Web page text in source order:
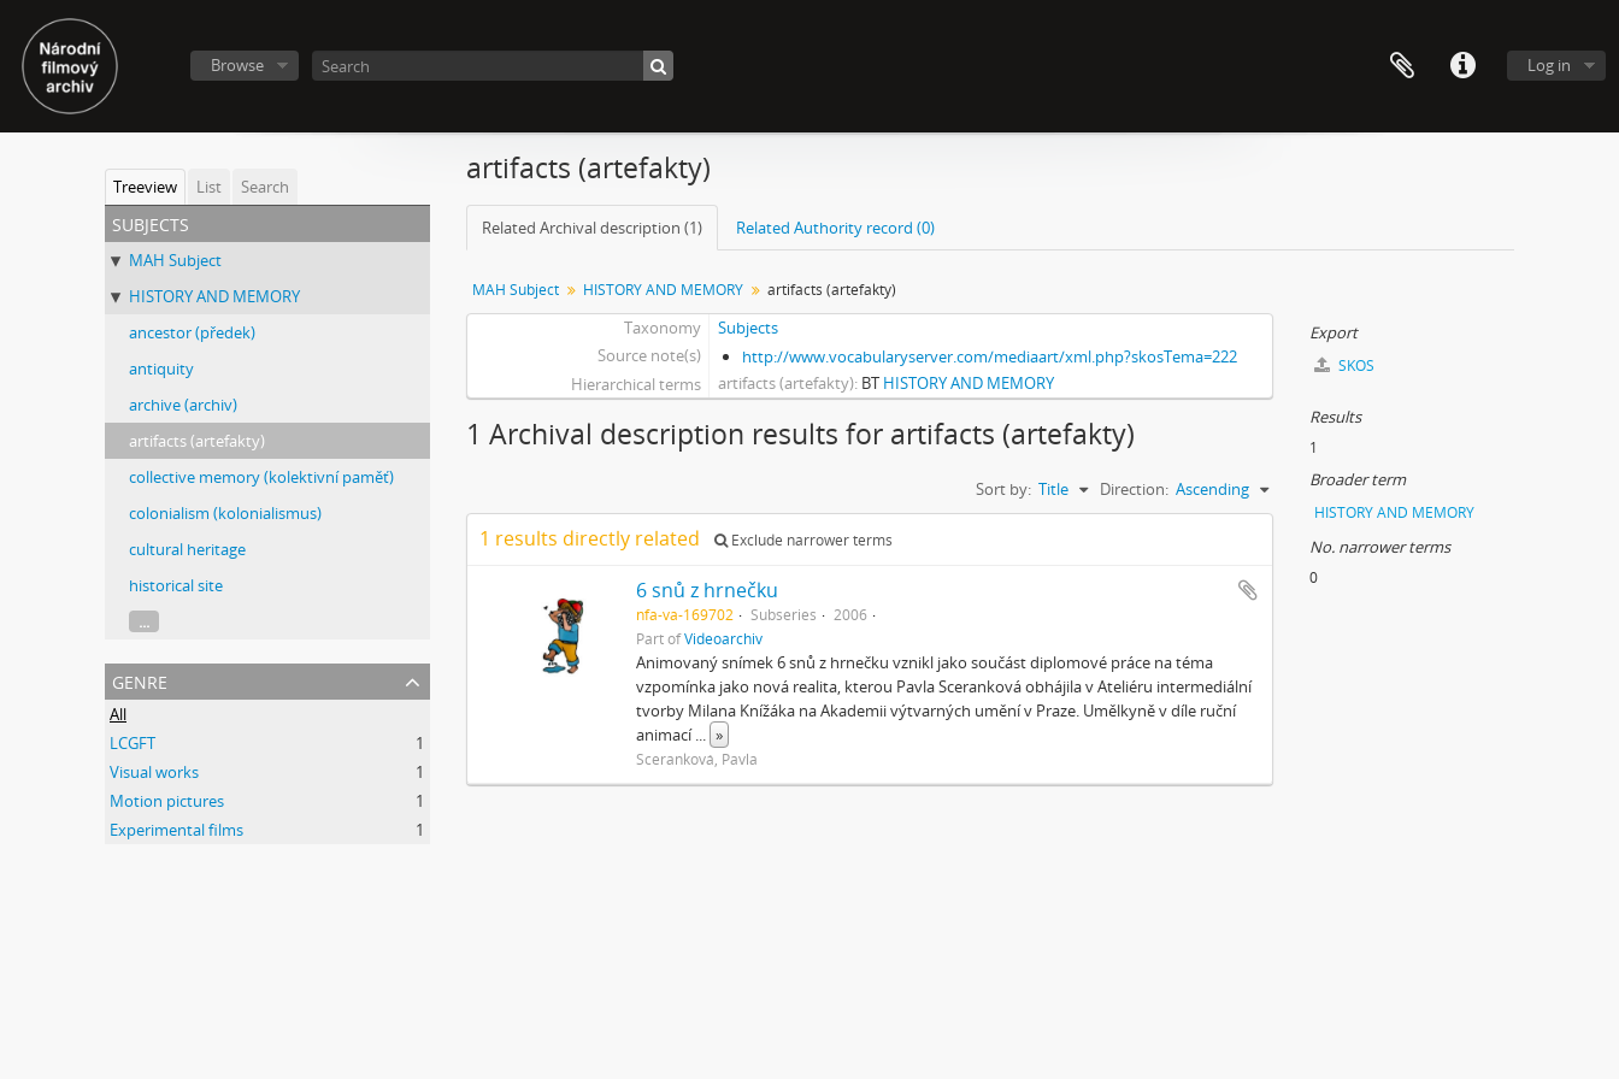
Log in
Browse
Treeview List Search
subjects
MAH Subject
HISTORY AND MEMORY
ancestor (předek)
antiquity
archive (archiv)
artifacts (artefakty)
collective memory (kolektivní paměť)
colonialism (kolonialismus)
cultural heritage
historical site
...
genre
All
LCGFT
1
Visual works
1
Motion pictures
1
Experimental films
1
artifacts (artefakty)
Related Archival description (1) Related Authority record (0)
MAH Subject HISTORY AND MEMORY artifacts (artefakty)
Taxonomy
Subjects
Source note(s)
http://www.vocabularyserver.com/mediaart/xml.php?skosTema=222
Hierarchical terms
artifacts (artefakty) BT HISTORY AND MEMORY
1 Archival description results for artifacts (artefakty)
Sort by: Title Direction: Ascending
1 results directly related Exclude narrower terms
6 snů z hrnečku
nfa-va-169702 Subseries
2006
Part ofVideoarchiv
Animovaný snímek 6 snů z hrnečku vznikl jako součást diplomové práce na téma
vzpomínka jako nová realita, kterou Pavla Sceranková obhájila v Ateliéru intermediální
tvorby Milana Knížáka na Akademii výtvarných umění v Praze. Umělkyně v díle ruční
animací... »
Sceranková, Pavla
Export
SKOS
Results
1
Broader term
HISTORY AND MEMORY
No. narrower terms
0